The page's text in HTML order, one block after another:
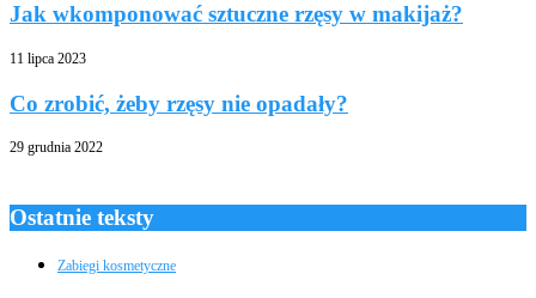
Jak wkomponować sztuczne rzęsy w makijaż?
11 lipca 2023
Co zrobić, żeby rzęsy nie opadały?
29 grudnia 2022
Ostatnie teksty
Zabiegi kosmetyczne